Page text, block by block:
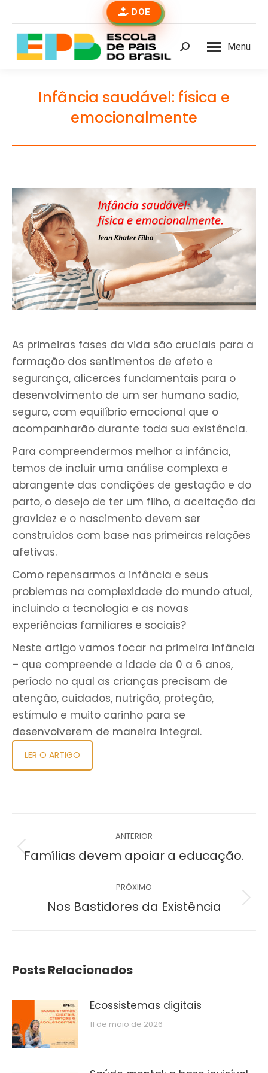
DOE
Menu
Buscar
Infância saudável: física e
emocionalmente
As primeiras fases da vida são cruciais para a
formação dos sentimentos de afeto e
segurança, alicerces fundamentais para o
desenvolvimento de um ser humano sadio,
seguro, com equilíbrio emocional que o
acompanharão durante toda sua existência.
Para compreendermos melhor a infância,
temos de incluir uma análise complexa e
abrangente das condições de gestação e do
parto, o desejo de ter um filho, a aceitação da
gravidez e o nascimento devem ser
construídos com base nas primeiras relações
afetivas.
Como repensarmos a infância e seus
problemas na complexidade do mundo atual,
incluindo a tecnologia e as novas
experiências familiares e sociais?
Neste artigo vamos focar na primeira infância
– que compreende a idade de 0 a 6 anos,
período no qual as crianças precisam de
atenção, cuidados, nutrição, proteção,
estímulo e muito carinho para se
desenvolverem de maneira integral.
LER O ARTIGO
de
ANTERIOR
Post
Famílias devem apoiar a educação.
PRÓXIMO
Próximo
Nos Bastidores da Existência
Posts Relacionados
Ecossistemas digitais
11 de maio de 2026